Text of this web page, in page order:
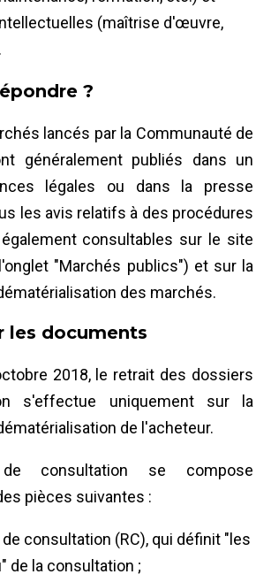
(maîtrise d'œuvre,
?
lancés par la Communauté de
généralement publiés dans un
légales ou dans la presse
les avis relatifs à des procédures
consultables sur le site
"Marchés publics") et sur la
des marchés.
les documents
2018, le retrait des dossiers
s'effectue uniquement sur la
de l'acheteur.
consultation se compose
pièces suivantes :
consultation (RC), qui définit "les
de la consultation ;